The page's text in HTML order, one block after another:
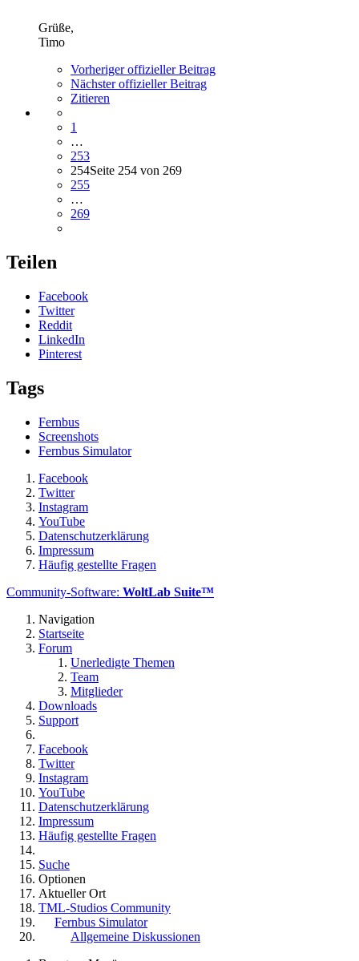
Grüße,
Timo
Vorheriger offizieller Beitrag
Nächster offizieller Beitrag
Zitieren
1
…
253
254Seite 254 von 269
255
…
269
Teilen
Facebook
Twitter
Reddit
LinkedIn
Pinterest
Tags
Fernbus
Screenshots
Fernbus Simulator
Facebook
Twitter
Instagram
YouTube
Datenschutzerklärung
Impressum
Häufig gestellte Fragen
Community-Software: WoltLab Suite™
Navigation
Startseite
Forum
Unerledigte Themen
Team
Mitglieder
Downloads
Support
Facebook
Twitter
Instagram
YouTube
Datenschutzerklärung
Impressum
Häufig gestellte Fragen
Suche
Optionen
Aktueller Ort
TML-Studios Community
Fernbus Simulator
Allgemeine Diskussionen